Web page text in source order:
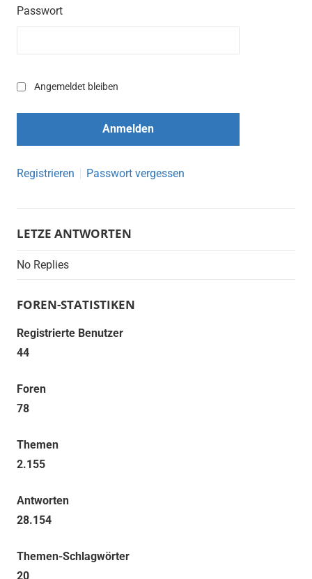
Passwort
Angemeldet bleiben
Registrieren Passwort vergessen
LETZE ANTWORTEN
No Replies
FOREN-STATISTIKEN
Registrierte Benutzer
44
Foren
78
Themen
2.155
Antworten
28.154
Themen-Schlagwörter
20